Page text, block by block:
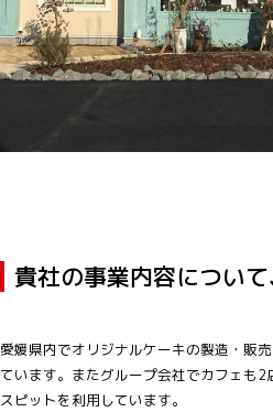
貴社の事業内容につい
愛媛県内でオリジナルケーキの製造・販
ています。またグループ会社でカフェも
スピットを利用しています。